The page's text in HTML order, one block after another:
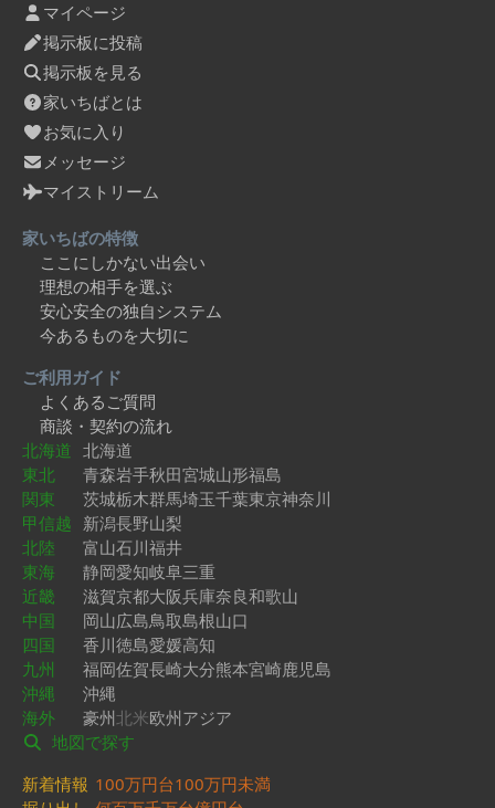
マイページ
掲示板に投稿
掲示板を見る
家いちばとは
お気に入り
メッセージ
マイストリーム
家いちばの特徴
ここにしかない出会い
理想の相手を選ぶ
安心安全の独自システム
今あるものを大切に
ご利用ガイド
よくあるご質問
商談・契約の流れ
北海道 北海道
東北
青森岩手秋田宮城山形福島
関東
茨城栃木群馬埼玉千葉東京神奈川
甲信越 新潟長野山梨
北陸
富山石川福井
東海
静岡愛知岐阜三重
近畿
滋賀京都大阪兵庫奈良和歌山
中国
岡山広島鳥取島根山口
四国
香川徳島愛媛高知
九州
福岡佐賀長崎大分熊本宮崎鹿児島
沖縄
沖縄
海外
豪州北米欧州アジア
地図で探す
新着情報 100万円台100万円未満